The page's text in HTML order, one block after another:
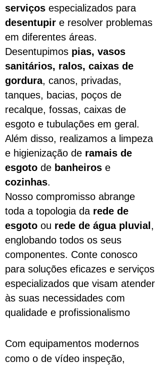
serviços especializados para
desentupir e resolver problemas
em diferentes áreas.
Desentupimos pias, vasos
sanitários, ralos, caixas de
gordura, canos, privadas,
tanques, bacias, poços de
recalque, fossas, caixas de
esgoto e tubulações em geral.
Além disso, realizamos a limpeza
e higienização de ramais de
esgoto de banheiros e
cozinhas.
Nosso compromisso abrange
toda a topologia da rede de
esgoto ou rede de água pluvial ,
englobando todos os seus
componentes. Conte conosco
para soluções eficazes e serviços
especializados que visam atender
às suas necessidades com
qualidade e profissionalismo
Com equipamentos modernos
como o de vídeo inspeção,